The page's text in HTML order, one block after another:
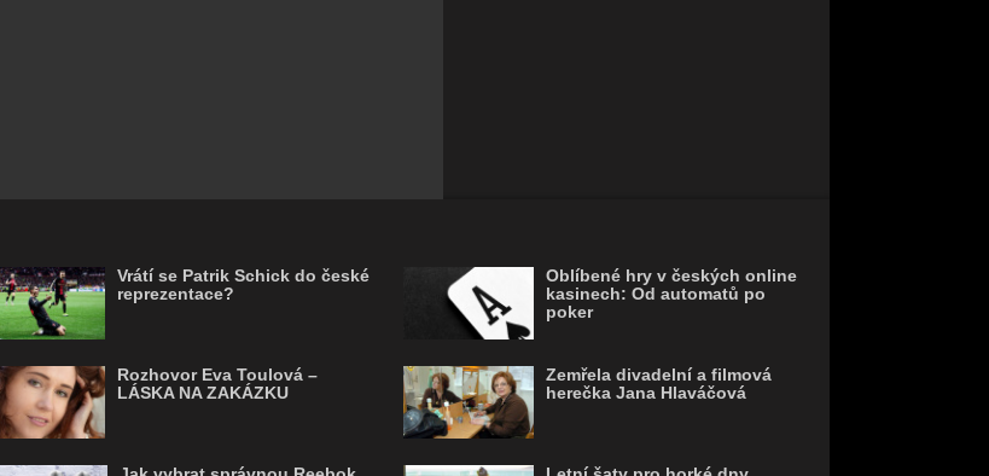
Vrátí se Patrik Schick do české
reprezentace?
Rozhovor Eva Toulová –
LÁSKA NA ZAKÁZKU
Oblíbené hry v českých online
kasinech: Od automatů po
poker
Zemřela divadelní a filmová
herečka Jana Hlaváčová